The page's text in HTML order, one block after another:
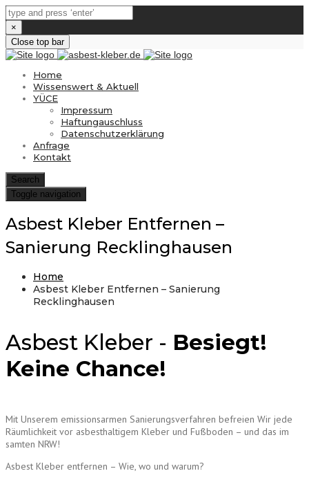
×
Close top bar
Home
Wissenswert & Aktuell
YÜCE
Impressum
Haftungauschluss
Datenschutzerklärung
Anfrage
Kontakt
Search
Toggle navigation
Asbest Kleber Entfernen –
Sanierung Recklinghausen
Home
Asbest Kleber Entfernen – Sanierung
Recklinghausen
Asbest Kleber - Besiegt!
Keine Chance!
Mit Unserem emissionsarmen Sanierungsverfahren befreien Wir jede
Räumlichkeit vor asbesthaltigem Kleber und Fußboden – und das im
samten NRW!
Asbest Kleber entfernen – Wie, wo und warum?